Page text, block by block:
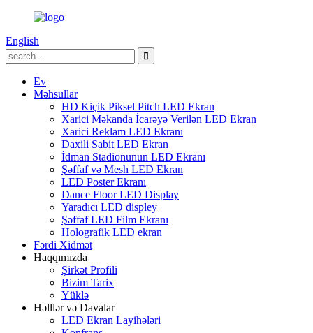
English
Ev
Məhsullar
HD Kiçik Piksel Pitch LED Ekran
Xarici Məkanda İcarəyə Verilən LED Ekran
Xarici Reklam LED Ekranı
Daxili Sabit LED Ekran
İdman Stadionunun LED Ekranı
Şəffaf və Mesh LED Ekran
LED Poster Ekranı
Dance Floor LED Display
Yaradıcı LED displey
Şəffaf LED Film Ekranı
Holografik LED ekran
Fərdi Xidmət
Haqqımızda
Şirkət Profili
Bizim Tarix
Yüklə
Həlllər və Davalar
LED Ekran Layihələri